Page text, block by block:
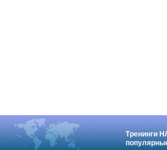
Тренинги